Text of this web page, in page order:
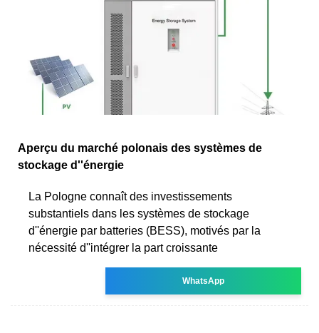
Aperçu du marché polonais des systèmes de
stockage d''énergie
La Pologne connaît des investissements
substantiels dans les systèmes de stockage
d''énergie par batteries (BESS), motivés par la
nécessité d''intégrer la part croissante
WhatsApp